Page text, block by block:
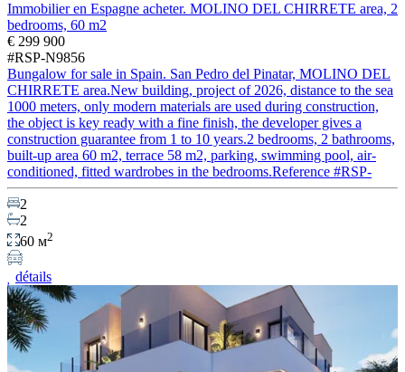
Immobilier en Espagne acheter. MOLINO DEL CHIRRETE area, 2
bedrooms, 60 m2
€ 299 900
#RSP-N9856
Bungalow for sale in Spain. San Pedro del Pinatar, MOLINO DEL
CHIRRETE area.New building, project of 2026, distance to the sea
1000 meters, only modern materials are used during construction,
the object is key ready with a fine finish, the developer gives a
construction guarantee from 1 to 10 years.2 bedrooms, 2 bathrooms,
built-up area 60 m2, terrace 58 m2, parking, swimming pool, air-
conditioned, fitted wardrobes in the bedrooms.Reference #RSP-
2
2
60 м2
détails